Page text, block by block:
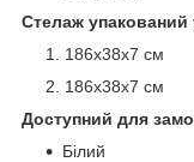
Стелаж упакований
186х38х7 см
186х38х7 см
Доступний для
Білий